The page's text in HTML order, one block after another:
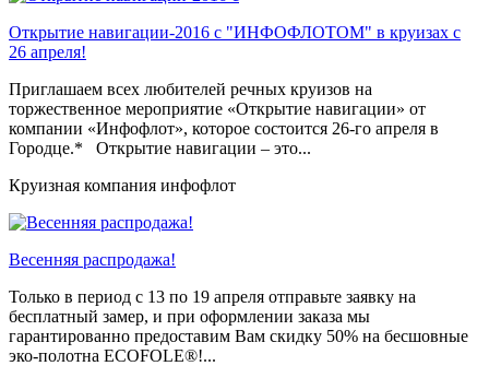
Открытие навигации-2016 с "ИНФОФЛОТОМ" в круизах с
26 апреля!
Приглашаем всех любителей речных круизов на
торжественное мероприятие «Открытие навигации» от
компании «Инфофлот», которое состоится 26-го апреля в
Городце.* Открытие навигации – это...
Круизная компания инфофлот
Весенняя распродажа!
Только в период c 13 по 19 апреля отправьте заявку на
бесплатный замер, и при оформлении заказа мы
гарантированно предоставим Вам скидку 50% на бесшовные
эко-полотна ECOFOLE®!...